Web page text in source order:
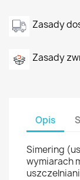
Zasady
Zasady
Opis
Simering
wymiarach